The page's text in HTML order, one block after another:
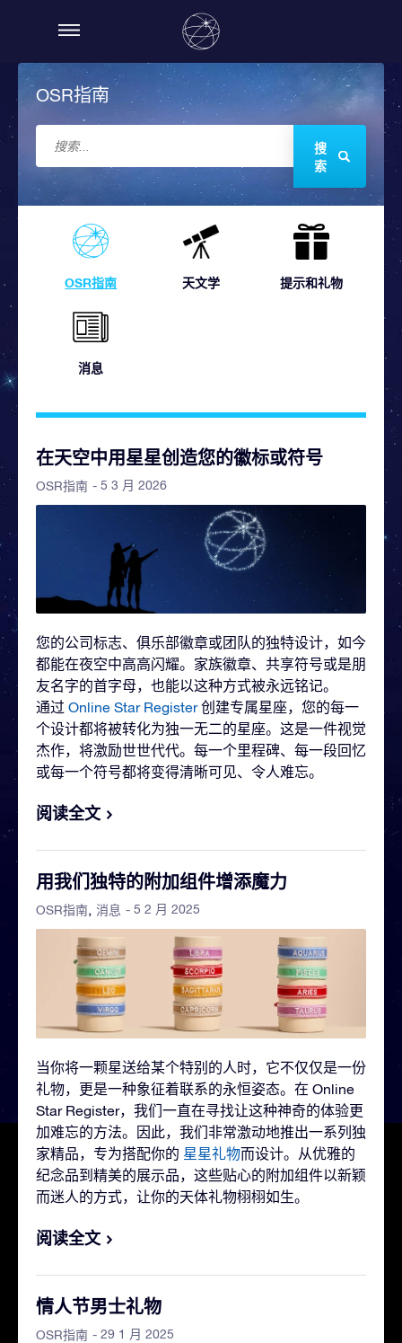
OSR指南
搜
索
OSR指南 天文学 提示和礼物
消息
在天空中用星星创造您的徽标或符号
OSR指南 - 5 3 月 2026
您的公司标志、俱乐部徽章或团队的独特设计，如今
都能在夜空中高高闪耀。家族徽章、共享符号或是朋
友名字的首字母，也能以这种方式被永远铭记。
通过 Online Star Register创建专属星座，您的每一
个设计都将被转化为独一无二的星座。这是一件视觉
杰作，将激励世世代代。每一个里程碑、每一段回忆
或每一个符号都将变得清晰可见、令人难忘。
阅读全文
用我们独特的附加组件增添魔力
OSR指南 消息 - 5 2 月 2025
当你将一颗星送给某个特别的人时，它不仅仅是一份
礼物，更是一种象征着联系的永恒姿态。在 Online
Star Register，我们一直在寻找让这种神奇的体验更
加难忘的方法。因此，我们非常激动地推出一系列独
家精品，专为搭配你的 星星礼物而设计。从优雅的
纪念品到精美的展示品，这些贴心的附加组件以新颖
而迷人的方式，让你的天体礼物栩栩如生。
阅读全文
情人节男士礼物
OSR指南 - 29 1 月 2025